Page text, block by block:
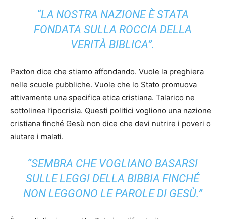
“LA NOSTRA NAZIONE È STATA
FONDATA SULLA ROCCIA DELLA
VERITÀ BIBLICA”.
Paxton dice che stiamo affondando. Vuole la preghiera
nelle scuole pubbliche. Vuole che lo Stato promuova
attivamente una specifica etica cristiana. Talarico ne
sottolinea l’ipocrisia. Questi politici vogliono una nazione
cristiana finché Gesù non dice che devi nutrire i poveri o
aiutare i malati.
“SEMBRA CHE VOGLIANO BASARSI
SULLE LEGGI DELLA BIBBIA FINCHÉ
NON LEGGONO LE PAROLE DI GESÙ.”